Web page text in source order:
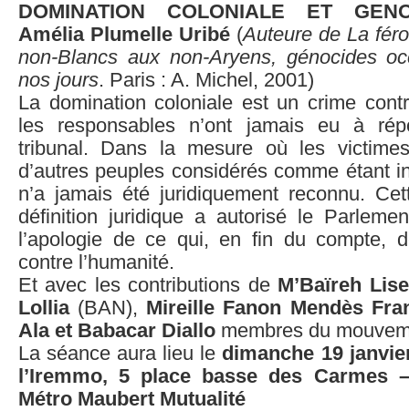
DOMINATION COLONIALE ET
Amélia Plumelle Uribé (Auteure de La
non-Blancs aux non-Aryens, génocides
nos jours. Paris : A. Michel, 2001)
La domination coloniale est un crime
les responsables n’ont jamais eu à
tribunal. Dans la mesure où les
d’autres peuples considérés comme étant
n’a jamais été juridiquement reconnu.
définition juridique a autorisé le
l’apologie de ce qui, en fin du compte,
contre l’humanité.
Et avec les contributions de M’Baïreh
Lollia(BAN), Mireille Fanon Mendès
Ala et Babacar Diallo membres du
La séance aura lieu le dimanche 19
l’Iremmo, 5 place basse des Carmes
Métro Maubert Mutualité